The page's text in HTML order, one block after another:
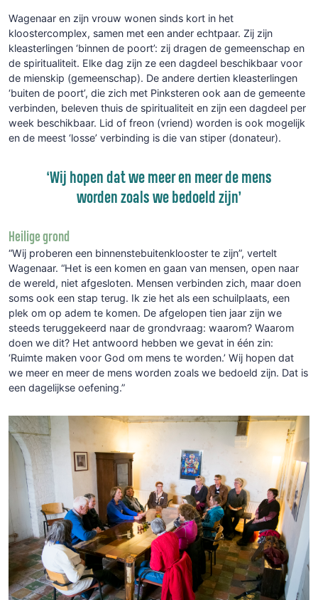
Wagenaar en zijn vrouw wonen sinds kort in het
kloostercomplex, samen met een ander echtpaar. Zij zijn
kleasterlingen ‘binnen de poort’: zij dragen de gemeenschap en
de spiritualiteit. Elke dag zijn ze een dagdeel beschikbaar voor
de mienskip (gemeenschap). De andere dertien kleasterlingen
‘buiten de poort’, die zich met Pinksteren ook aan de gemeente
verbinden, beleven thuis de spiritualiteit en zijn een dagdeel per
week beschikbaar. Lid of freon (vriend) worden is ook mogelijk
en de meest ‘losse’ verbinding is die van stiper (donateur).
‘Wij hopen dat we meer en meer de mens
worden zoals we bedoeld zijn’
Heilige grond
“Wij proberen een binnenstebuitenklooster te zijn”, vertelt
Wagenaar. “Het is een komen en gaan van mensen, open naar
de wereld, niet afgesloten. Mensen verbinden zich, maar doen
soms ook een stap terug. Ik zie het als een schuilplaats, een
plek om op adem te komen. De afgelopen tien jaar zijn we
steeds teruggekeerd naar de grondvraag: waarom? Waarom
doen we dit? Het antwoord hebben we gevat in één zin:
‘Ruimte maken voor God om mens te worden.’ Wij hopen dat
we meer en meer de mens worden zoals we bedoeld zijn. Dat is
een dagelijkse oefening.”